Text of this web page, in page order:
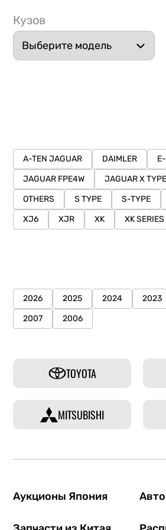
Кузов
A-TEN JAGUAR DAIMLER
JAGUAR FPE4W
JAGUAR X TYPE
OTHERS
S TYPE S-TYPE
XJ6
XJR XK XK SERIES
2026 2025 2024 2023
2007
2006
TOYOTA
MITSUBISHI
Аукционы Япония